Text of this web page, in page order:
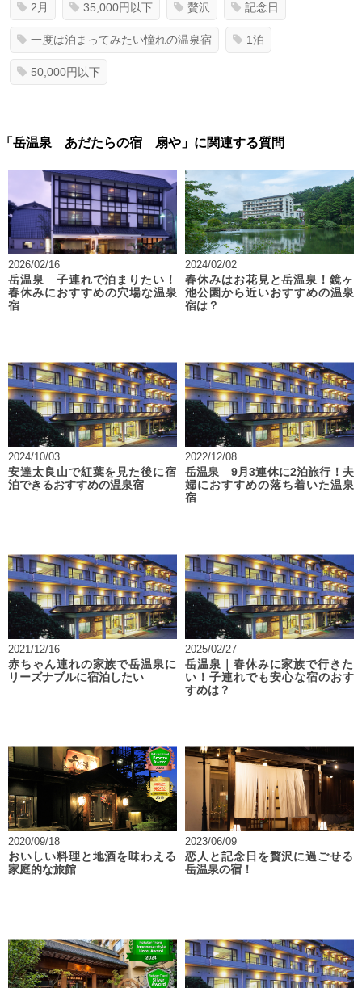
2月 35,000円以下 贅沢 記念日
一度は泊まってみたい憧れの温泉宿 1泊
50,000円以下
「岳温泉 あだたらの宿 扇や」に関連する質問
2026/02/16
岳温泉 子連れで泊まりたい！
春休みにおすすめの穴場な温泉
宿
2024/02/02
春休みはお花見と岳温泉！鏡ヶ
池公園から近いおすすめの温泉
宿は？
2024/10/03
安達太良山で紅葉を見た後に宿
泊できるおすすめの温泉宿
2022/12/08
岳温泉 9月3連休に2泊旅行！夫
婦におすすめの落ち着いた温泉
宿
2021/12/16
赤ちゃん連れの家族で岳温泉に
リーズナブルに宿泊したい
2025/02/27
岳温泉｜春休みに家族で行きた
い！子連れでも安心な宿のおす
すめは？
2020/09/18
おいしい料理と地酒を味わえる
家庭的な旅館
2023/06/09
恋人と記念日を贅沢に過ごせる
岳温泉の宿！